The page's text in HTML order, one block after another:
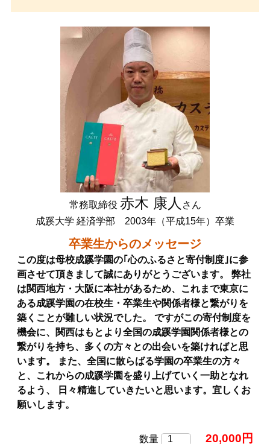
常務取締役 赤木 康人 さん
成蹊大学 経済学部 2003年（平成15年）卒業
卒業生からのメッセージ
この度は母校成蹊学園の｢心のふるさと寄付制度｣に参
画させて頂きまして誠にありがとうございます。 弊社
は関西地方・大阪に本社があるため、これまで東京に
ある成蹊学園の在校生・卒業生や関係者様と繋がりを
築くことが難しい状況でした。 ですがこの寄付制度を
機会に、関西はもとより全国の成蹊学園関係者様との
繋がりを持ち、多くの方々との出会いを築ければと思
います。 また、全国に散らばる学園の卒業生の方々
と、これからの成蹊学園を盛り上げていく一助となれ
るよう、 日々精進していきたいと思います。宜しくお
願いします。
数量 20,000円